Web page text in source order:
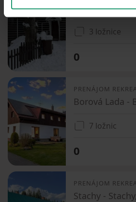
Stachy -
3 ložnice
0
PRENÁJOM
7 ložnic
0
PRENÁJOM
Stachy -